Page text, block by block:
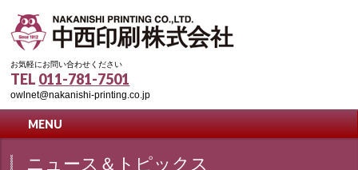
お気軽にお問い合わせください
TEL 011-781-7501
owlnet@nakanishi-printing.co.jp
MENU
ニュース＆トピックス